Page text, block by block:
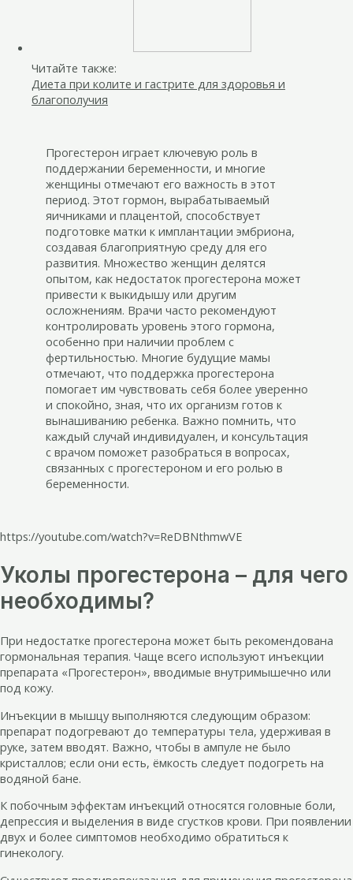
Читайте также:
Диета при колите и гастрите для здоровья и
благополучия
Прогестерон играет ключевую роль в
поддержании беременности, и многие
женщины отмечают его важность в этот
период. Этот гормон, вырабатываемый
яичниками и плацентой, способствует
подготовке матки к имплантации эмбриона,
создавая благоприятную среду для его
развития. Множество женщин делятся
опытом, как недостаток прогестерона может
привести к выкидышу или другим
осложнениям. Врачи часто рекомендуют
контролировать уровень этого гормона,
особенно при наличии проблем с
фертильностью. Многие будущие мамы
отмечают, что поддержка прогестерона
помогает им чувствовать себя более уверенно
и спокойно, зная, что их организм готов к
вынашиванию ребенка. Важно помнить, что
каждый случай индивидуален, и консультация
с врачом поможет разобраться в вопросах,
связанных с прогестероном и его ролью в
беременности.
https://youtube.com/watch?v=ReDBNthmwVE
Уколы прогестерона – для чего
необходимы?
При недостатке прогестерона может быть рекомендована
гормональная терапия. Чаще всего используют инъекции
препарата «Прогестерон», вводимые внутримышечно или
под кожу.
Инъекции в мышцу выполняются следующим образом:
препарат подогревают до температуры тела, удерживая в
руке, затем вводят. Важно, чтобы в ампуле не было
кристаллов; если они есть, ёмкость следует подогреть на
водяной бане.
К побочным эффектам инъекций относятся головные боли,
депрессия и выделения в виде сгустков крови. При появлении
двух и более симптомов необходимо обратиться к
гинекологу.